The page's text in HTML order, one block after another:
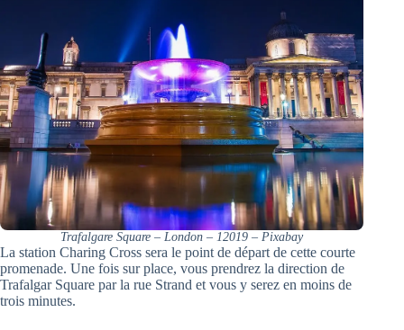
Trafalgare Square – London – 12019 – Pixabay
La station Charing Cross sera le point de départ de cette courte
promenade. Une fois sur place, vous prendrez la direction de
Trafalgar Square par la rue Strand et vous y serez en moins de
trois minutes.